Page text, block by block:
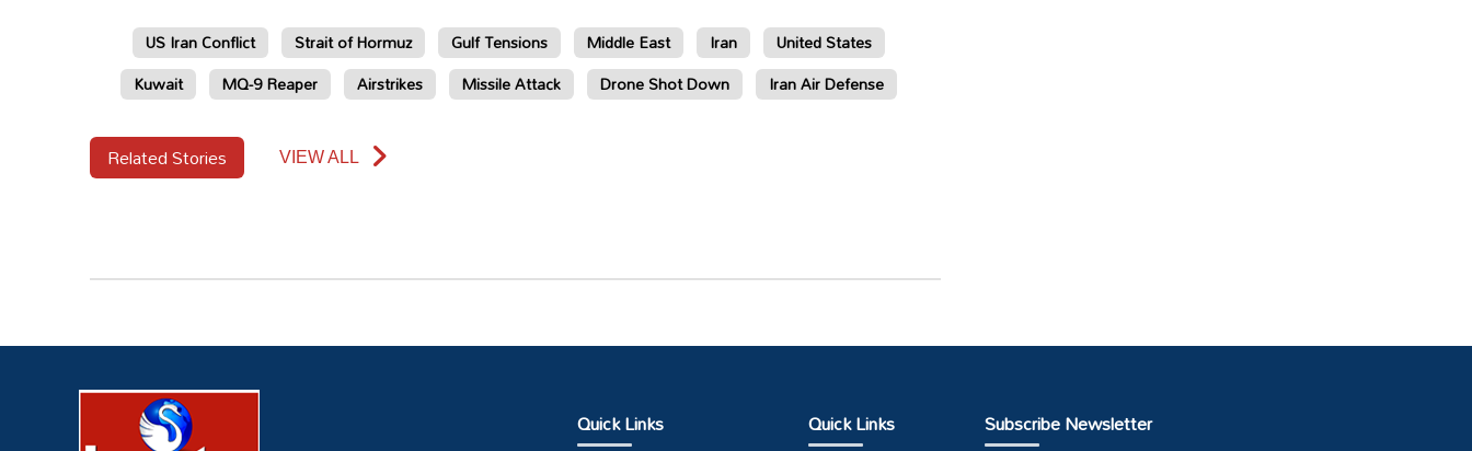
US Iran Conflict Strait of Hormuz Gulf Tensions Middle East Iran
United States
Kuwait
MQ-9 Reaper Airstrikes Missile Attack Drone Shot Down Iran Air Defense
Related Stories VIEW ALL
Quick Links Quick Links Subscribe Newsletter